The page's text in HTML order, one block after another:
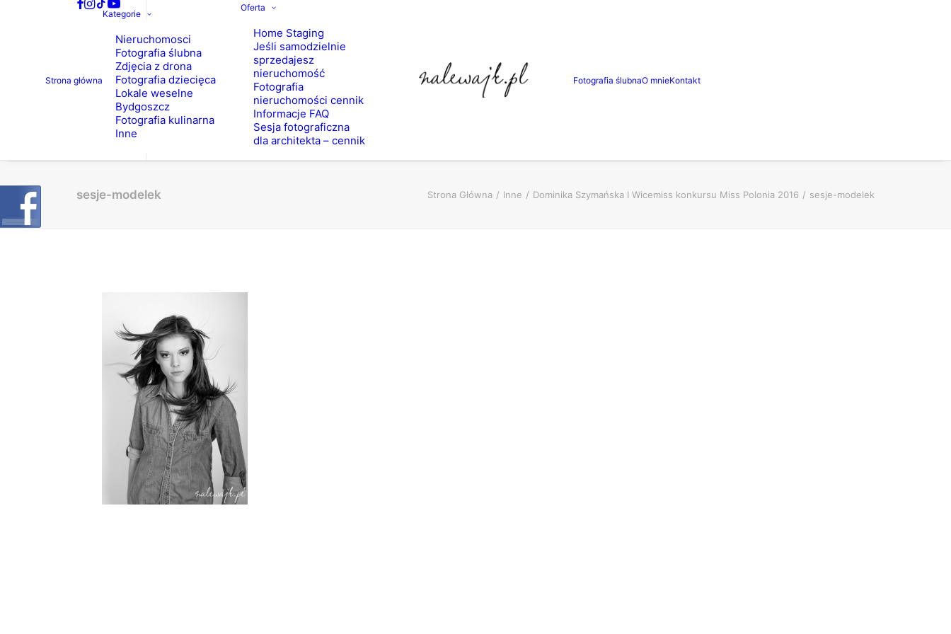
Strona główna
Kategorie
Nieruchomosci
Fotografia ślubna
Zdjęcia z drona
Fotografia dziecięca
Lokale weselne
Bydgoszcz
Fotografia kulinarna
Inne
Oferta
Home Staging
Jeśli samodzielnie
sprzedajesz
nieruchomość
Fotografia
nieruchomości cennik
Informacje FAQ
Sesja fotograficzna
dla architekta – cennik
Fotografia ślubnaO mnieKontakt
sesje-modelek Strona Główna Inne Dominika Szymańska I Wicemiss konkursu Miss Polonia 2016 sesje-modelek